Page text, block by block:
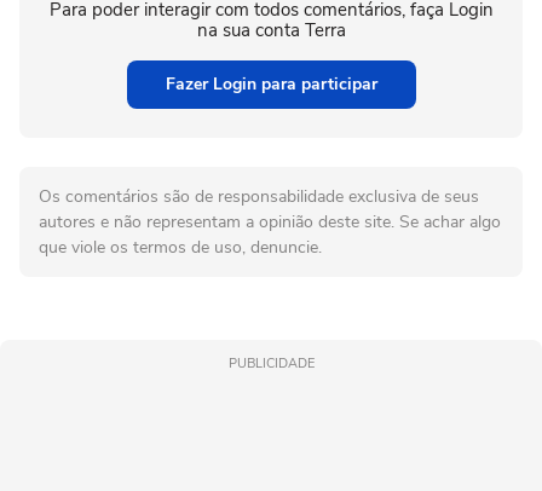
Para poder interagir com todos comentários, faça Login
na sua conta Terra
Fazer Login para participar
Os comentários são de responsabilidade exclusiva de seus
autores e não representam a opinião deste site. Se achar algo
que viole os termos de uso, denuncie.
PUBLICIDADE